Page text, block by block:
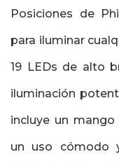
Posiciones de
para iluminar
19 LEDs de alto
iluminación
incluye un
un uso cómodo